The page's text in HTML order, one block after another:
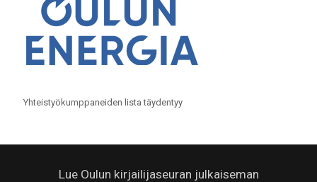
Yhteistyökumppaneiden lista täydentyy
Lue Oulun kirjailijaseuran julkaiseman